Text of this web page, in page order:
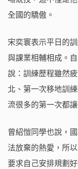
全國的驕傲。
宋奕寰表示平日的
與課業相輔相成。
說：訓練歷程雖然
北、第一次移地訓
流很多的第一次都
曾紹愷同學也說，
法放棄的熱愛，所
要求自己安排規劃